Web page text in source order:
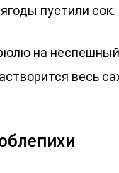
пустили сок.
на
весь